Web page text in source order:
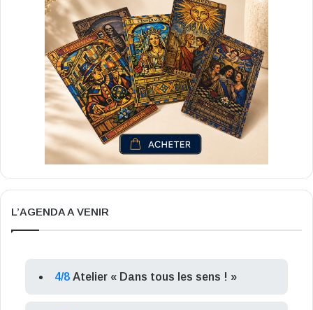
L’AGENDA A VENIR
4/8 Atelier « Dans tous les sens ! »